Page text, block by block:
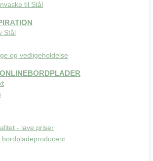
til Stål
Stål
og vedligeholdelse
- lave priser
bordpladeproducent